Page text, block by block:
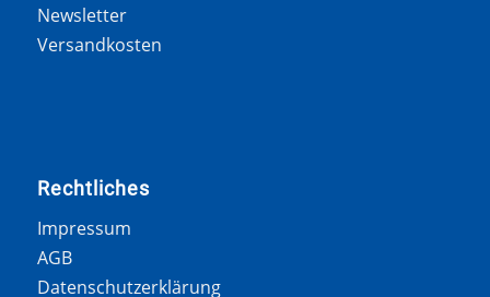
Newsletter
Versandkosten
Rechtliches
Impressum
AGB
Datenschutzerklärung